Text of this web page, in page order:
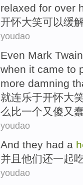
relaxed for over
开怀大笑可以缓
youdao
Even Mark Twain
when it came to
more damning
就连乐于开怀大
么 比一个又 傻又
youdao
And they had a
并且 他们还一起
youdao